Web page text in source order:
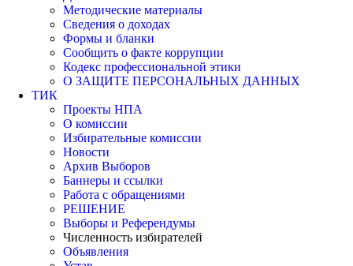
Методические материалы
Сведения о доходах
Формы и бланки
Сообщить о факте коррупции
Кодекс профессиональной этики
О ЗАЩИТЕ ПЕРСОНАЛЬНЫХ ДАННЫХ
ТИК
Проекты НПА
О комиссии
Избирательные комиссии
Новости
Архив Выборов
Баннеры и ссылки
Работа с обращениями
РЕШЕНИЕ
Выборы и Референдумы
Численность избирателей
Объявления